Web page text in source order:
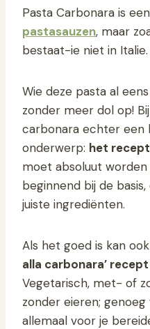
Pasta Carbonara is
pastasauzen, maar
bestaat-ie niet in Italie.
Wie deze pasta al
zonder meer dol op!
carbonara echter een
onderwerp: het
moet absoluut
beginnend bij de
juiste ingrediënten.
Als het goed is kan
alla carbonara’
Vegetarisch, met- of
zonder eieren;
allemaal voor je